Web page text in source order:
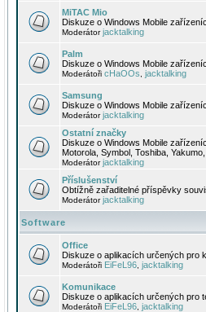
MiTAC Mio
Diskuze o Windows Mobile
Moderátorjacktalking
Palm
Diskuze o Windows Mobile
Moderátoři cHaOOs jacktalking
Samsung
Diskuze o Windows Mobile
Moderátorjacktalking
Ostatní značky
Diskuze o Windows Mobile
Motorola, Symbol, Toshiba, Yakumo,
Moderátorjacktalking
Příslušenství
Obtížně zařaditelné příspěvky
Moderátorjacktalking
Software
Office
Diskuze o aplikacích určených pro
Moderátoři EiFeL96 jacktalking
Komunikace
Diskuze o aplikacích určených pro
Moderátoři EiFeL96 jacktalking